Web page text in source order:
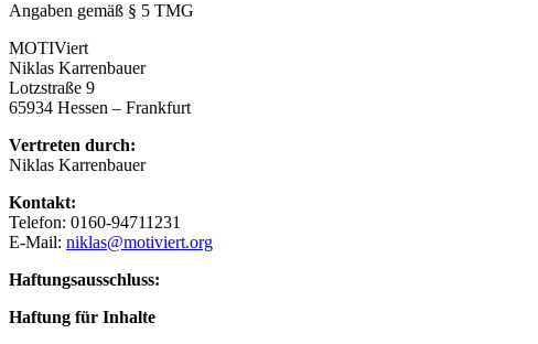
Angaben gemäß § 5 TMG
MOTIViert
Niklas Karrenbauer
Lotzstraße 9
65934 Hessen – Frankfurt
Vertreten durch:
Niklas Karrenbauer
Kontakt:
Telefon: 0160-94711231
E-Mail: niklas@motiviert.org
Haftungsausschluss:
Haftung für Inhalte